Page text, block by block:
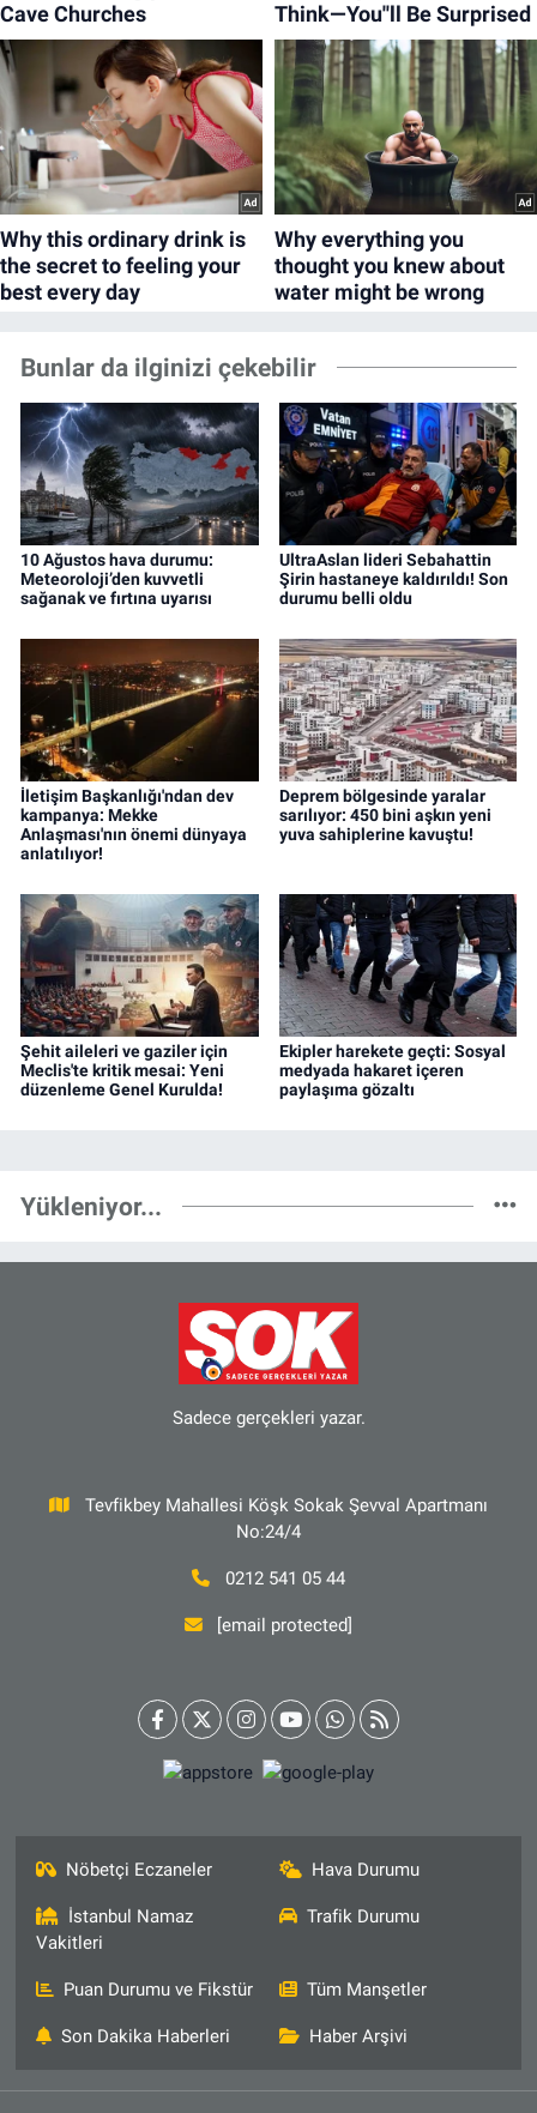
Bunlar da ilginizi çekebilir
10 Ağustos hava durumu:
Meteoroloji’den kuvvetli
sağanak ve fırtına uyarısı
UltraAslan lideri Sebahattin
Şirin hastaneye kaldırıldı! Son
durumu belli oldu
İletişim Başkanlığı'ndan dev
kampanya: Mekke
Anlaşması'nın önemi dünyaya
anlatılıyor!
Deprem bölgesinde yaralar
sarılıyor: 450 bini aşkın yeni
yuva sahiplerine kavuştu!
Şehit aileleri ve gaziler için
Meclis'te kritik mesai: Yeni
düzenleme Genel Kurulda!
Ekipler harekete geçti: Sosyal
medyada hakaret içeren
paylaşıma gözaltı
Yükleniyor...
Sadece gerçekleri yazar.
Tevfikbey Mahallesi Köşk Sokak Şevval Apartmanı
No:24/4
0212 541 05 44
[email protected]
Nöbetçi Eczaneler Hava Durumu
İstanbul Namaz
Vakitleri
Trafik Durumu
Puan Durumu ve Fikstür Tüm Manşetler
Son Dakika Haberleri Haber Arşivi